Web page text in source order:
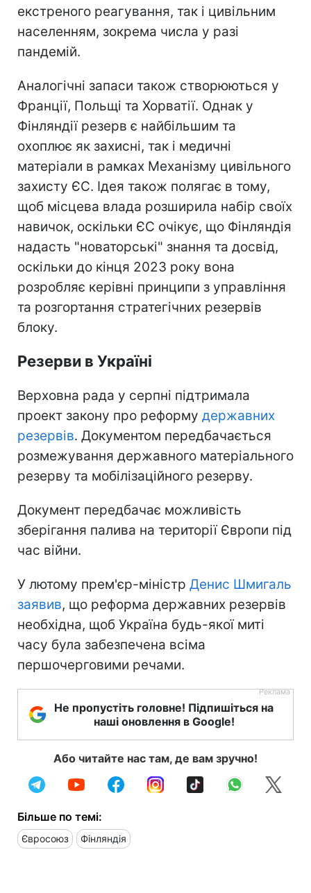
екстреного реагування, так і цивільним
населенням, зокрема числа у разі
пандемій.
Аналогічні запаси також створюються у
Франції, Польщі та Хорватії. Однак у
Фінляндії резерв є найбільшим та
охоплює як захисні, так і медичні
матеріали в рамках Механізму цивільного
захисту ЄС. Ідея також полягає в тому,
щоб місцева влада розширила набір своїх
навичок, оскільки ЄС очікує, що Фінляндія
надасть "новаторські" знання та досвід,
оскільки до кінця 2023 року вона
розробляє керівні принципи з управління
та розгортання стратегічних резервів
блоку.
Резерви в Україні
Верховна рада у серпні підтримала
проект закону про реформу державних
резервів. Документом передбачається
розмежування державного матеріального
резерву та мобілізаційного резерву.
Документ передбачає можливість
зберігання палива на території Європи під
час війни.
У лютому прем'єр-міністр Денис Шмигаль
заявив, що реформа державних резервів
необхідна, щоб Україна будь-якої миті
часу була забезпечена всіма
першочерговими речами.
Не пропустіть головне! Підпишіться на
наші оновлення в Google!
Або читайте нас там, де вам зручно!
Більше по темі:
Євросоюз Фінляндія